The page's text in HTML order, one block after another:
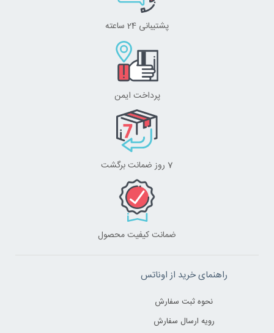
پشتیبانی 24 ساعته
پرداخت ایمن
7 روز ضمانت برگشت
ضمانت کیفیت محصول
راهنمای خرید از اوناتس
نحوه ثبت سفارش
رویه ارسال سفارش